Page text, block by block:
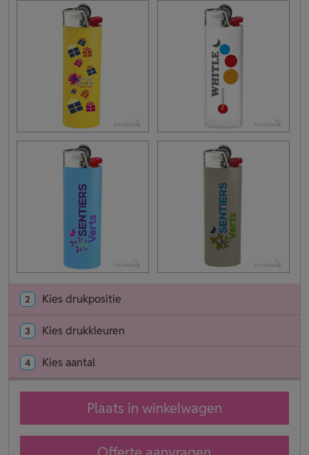
2 Kies drukpositie
3 Kies drukkleuren
4 Kies aantal
Plaats in winkelwagen